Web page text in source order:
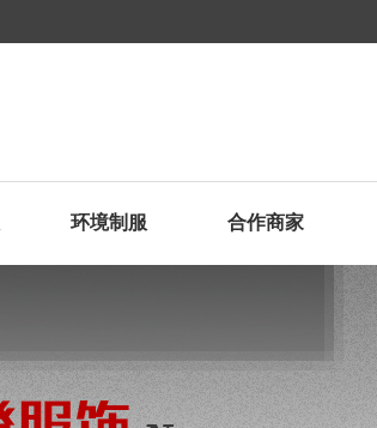
环境制服 合作商家